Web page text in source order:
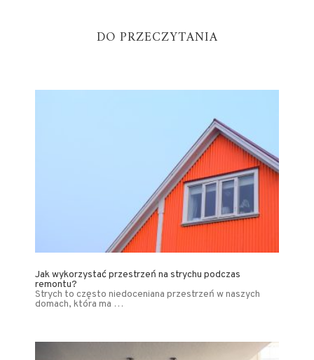
DO PRZECZYTANIA
Jak wykorzystać przestrzeń na strychu podczas
remontu?
Strych to często niedoceniana przestrzeń w naszych
domach, która ma …